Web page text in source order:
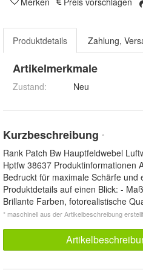
Produktdetails Zahlung,
Artikelmerkmale
Zustand: Neu
Kurzbeschreibung *
Rank Patch Bw Hauptfeldwebel
Hptfw 38637 Produktinformationen
Bedruckt für maximale Schärfe und
Produktdetails auf einen Blick: -
Brillante Farben, fotorealistische
* maschinell aus der Artikelbeschreibung erstellt